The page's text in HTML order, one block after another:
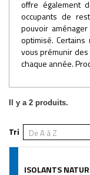
offre également
occupants de
pouvoir
optimisé.
vous prémunir
chaque année.
Il y a 2 produits.
Tri
ISOLANTS